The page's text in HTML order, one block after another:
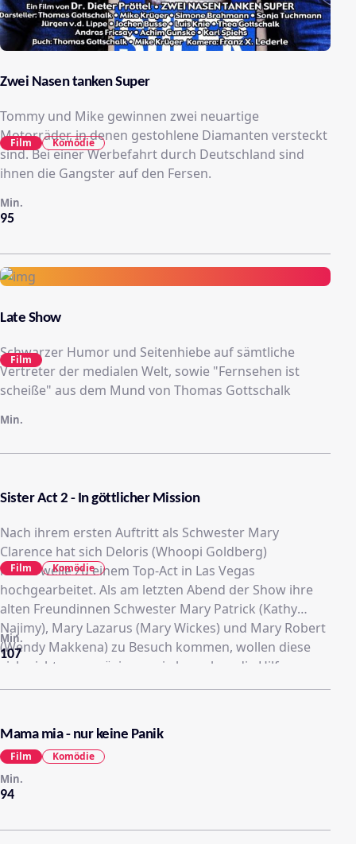
Zwei Nasen tanken Super
Tommy und Mike gewinnen zwei neuartige
Motorräder, in denen gestohlene Diamanten versteckt
sind. Bei einer Werbefahrt durch Deutschland sind
ihnen die Gangster auf den Fersen.
95
Min.
Film Komödie
Late Show
Schwarzer Humor und Seitenhiebe auf sämtliche
Vertreter der medialen Welt, sowie "Fernsehen ist
scheiße" aus dem Mund von Thomas Gottschalk
Min.
Film
Sister Act 2 - In göttlicher Mission
Nach ihrem ersten Auftritt als Schwester Mary
Clarence hat sich Deloris (Whoopi Goldberg)
mittlerweile zu einem Top-Act in Las Vegas
hochgearbeitet. Als am letzten Abend der Show ihre
alten Freundinnen Schwester Mary Patrick (Kathy
Najimy), Mary Lazarus (Mary Wickes) und Mary Robert
(Wendy Makkena) zu Besuch kommen, wollen diese
sich nicht nur amüsieren, sie brauchen die Hilfe von
Deloris...
107
Min.
Film Komödie
Mama mia - nur keine Panik
94
Min.
Film Komödie